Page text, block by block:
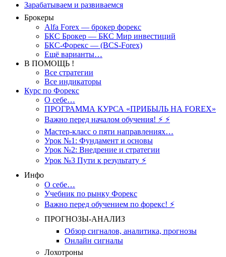
Зарабатываем и развиваемся
Брокеры
Alfa Forex — брокер форекс
БКС Брокер — БКС Мир инвестиций
БКС-Форекс — (BCS-Forex)
Ещё варианты…
В ПОМОЩЬ !
Все стратегии
Все индикаторы
Курс по Форекс
О себе…
ПРОГРАММА КУРСА «ПРИБЫЛЬ НА FOREX»
Важно перед началом обучения! ⚡ ⚡
Мастер-класс о пяти направлениях…
Урок №1: Фундамент и основы
Урок №2: Внедрение и стратегии
Урок №3 Пути к результату ⚡️
Инфо
О себе…
Учебник по рынку Форекс
Важно перед обучением по форекс! ⚡
ПРОГНОЗЫ-АНАЛИЗ
Обзор сигналов, аналитика, прогнозы
Онлайн сигналы
Лохотроны